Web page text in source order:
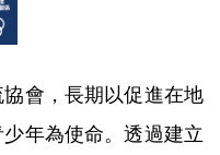
會，長期以促進在地
年為使命。透過建立